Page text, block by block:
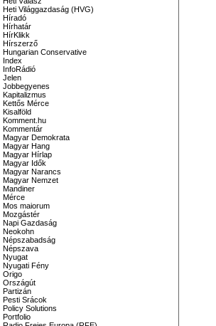
Heti Világgazdaság (HVG)
Híradó
Hírhatár
HírKlikk
Hírszerző
Hungarian Conservative
Index
InfoRádió
Jelen
Jobbegyenes
Kapitalizmus
Kettős Mérce
Kisalföld
Komment.hu
Kommentár
Magyar Demokrata
Magyar Hang
Magyar Hírlap
Magyar Idők
Magyar Narancs
Magyar Nemzet
Mandiner
Mérce
Mos maiorum
Mozgástér
Napi Gazdaság
Neokohn
Népszabadság
Népszava
Nyugat
Nyugati Fény
Origo
Országút
Partizán
Pesti Srácok
Policy Solutions
Portfolio